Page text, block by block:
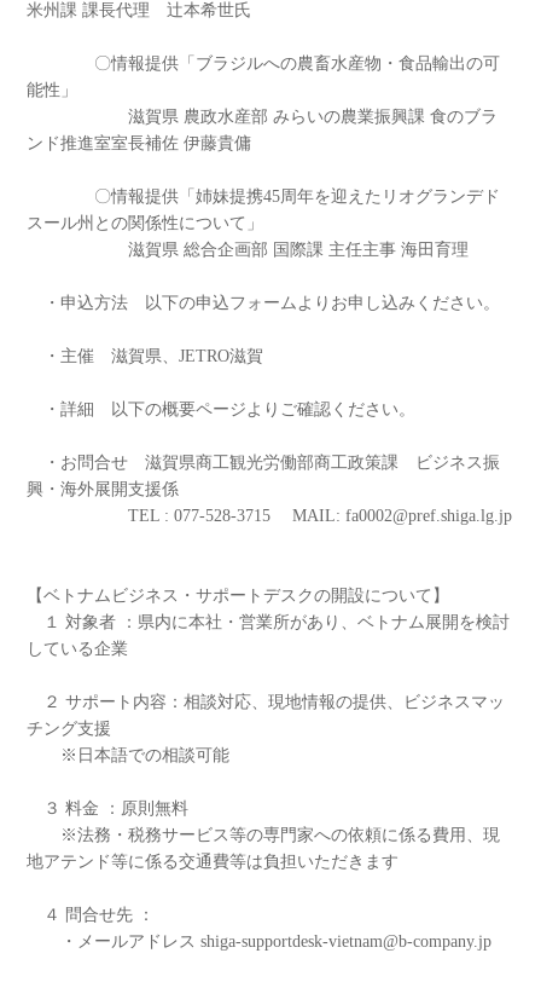
米州課 課長代理 辻本希世氏
〇情報提供「ブラジルへの農畜水産物・食品輸出の可
能性」
滋賀県 農政水産部 みらいの農業振興課 食のブラ
ンド推進室室長補佐 伊藤貴傭
〇情報提供「姉妹提携45周年を迎えたリオグランデド
スール州との関係性について」
滋賀県 総合企画部 国際課 主任主事 海田育理
・申込方法 以下の申込フォームよりお申し込みください。
・主催 滋賀県、JETRO滋賀
・詳細 以下の概要ページよりご確認ください。
・お問合せ 滋賀県商工観光労働部商工政策課 ビジネス振
興・海外展開支援係
TEL : 077-528-3715 MAIL: fa0002@pref.shiga.lg.jp
【ベトナムビジネス・サポートデスクの開設について】
１ 対象者 ：県内に本社・営業所があり、ベトナム展開を検討
している企業
２ サポート内容：相談対応、現地情報の提供、ビジネスマッ
チング支援
※日本語での相談可能
３ 料金 ：原則無料
※法務・税務サービス等の専門家への依頼に係る費用、現
地アテンド等に係る交通費等は負担いただきます
４ 問合せ先 ：
・メールアドレス shiga-supportdesk-vietnam@b-company.jp